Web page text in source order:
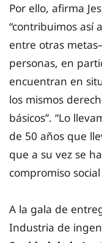
Por ello, afirma
“contribuimos así
entre otras
personas, en
encuentran en
los mismos
básicos”. “Lo
de 50 años que
que a su vez se
compromiso
A la gala de
Industria de